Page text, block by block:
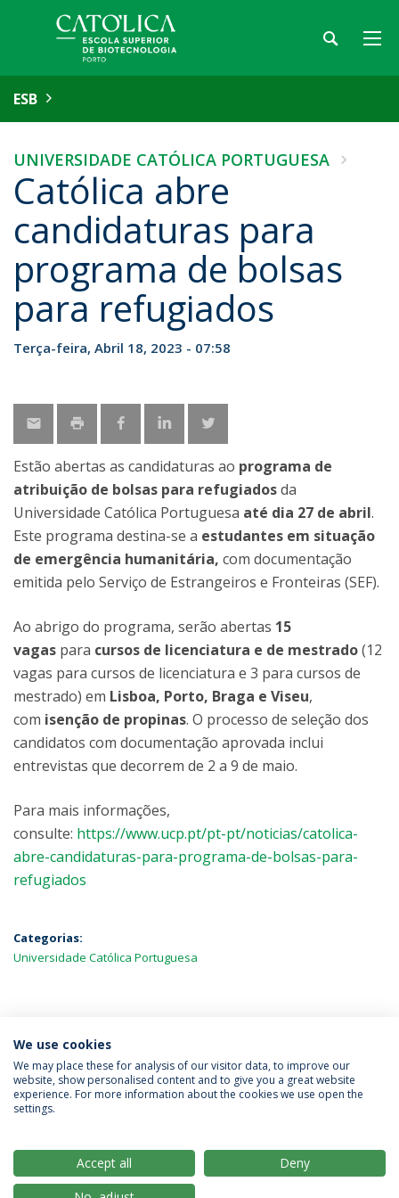
ESB
UNIVERSIDADE CATÓLICA PORTUGUESA
Católica abre
candidaturas para
programa de bolsas
para refugiados
Terça-feira, Abril 18, 2023 - 07:58
Estão abertas as candidaturas ao programa de
atribuição de bolsas para refugiadosda
Universidade Católica Portuguesa até dia 27 de abril.
Este programa destina-se a estudantes em situação
de emergência humanitária, com documentação
emitida pelo Serviço de Estrangeiros e Fronteiras (SEF).
Ao abrigo do programa, serão abertas 15
vagas para cursos de licenciatura e de mestrado(12
vagas para cursos de licenciatura e 3 para cursos de
mestrado) em Lisboa, Porto, Braga e Viseu,
com isenção de propinas. O processo de seleção dos
candidatos com documentação aprovada inclui
entrevistas que decorrem de 2 a 9 de maio.
Para mais informações,
consulte: https://www.ucp.pt/pt-pt/noticias/catolica-
abre-candidaturas-para-programa-de-bolsas-para-
refugiados
Categorias:
Universidade Católica Portuguesa
MAIS NOTÍCIAS
Política de Privacidade
Termos & Condições
We use cookies
We may place these for analysis of our visitor data, to improve our
website, show personalised content and to give you a great website
experience. For more information about the cookies we use open the
settings.
Accept all
Deny